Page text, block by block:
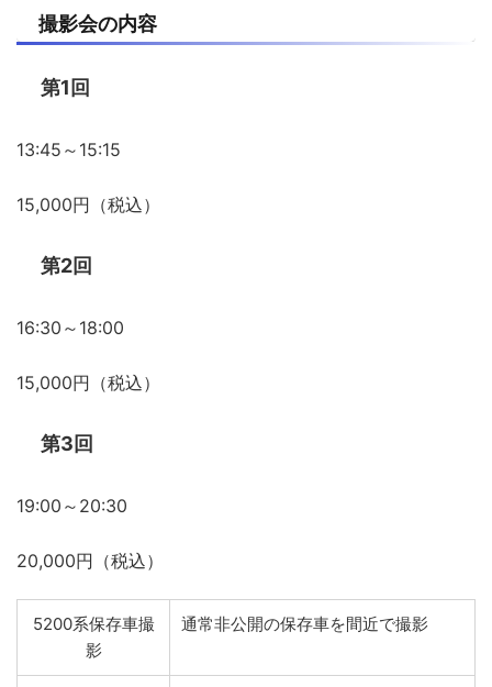
撮影会の内容
第1回
13:45～15:15
15,000円（税込）
第2回
16:30～18:00
15,000円（税込）
第3回
19:00～20:30
20,000円（税込）
5200系保存車撮
影
通常非公開の保存車を間近で撮影